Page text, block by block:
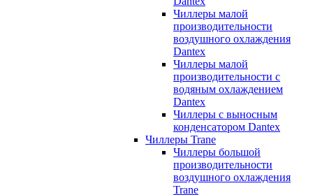
Чиллеры малой
производительности
воздушного охлаждения
Dantex
Чиллеры малой
производительности с
водяным охлаждением
Dantex
Чиллеры с выносным
конденсатором Dantex
Чиллеры Trane
Чиллеры большой
производительности
воздушного охлаждения
Trane